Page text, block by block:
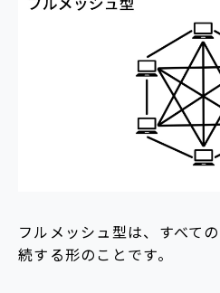
フルメッシュ型は、すべて
続する形のことです。